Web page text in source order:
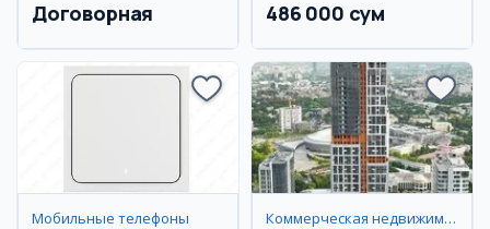
Договорная 486 000 сум
Мобильные телефоны Коммерческая недвижимость